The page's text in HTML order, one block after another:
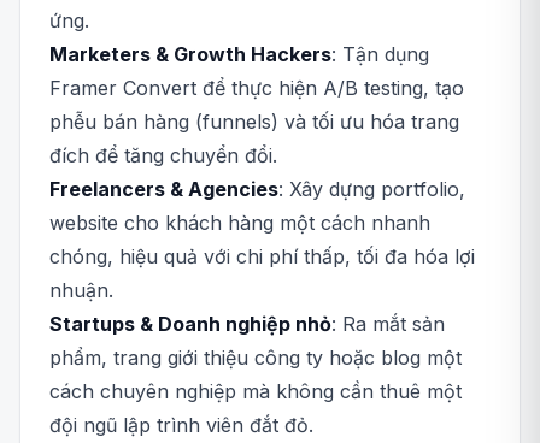
ứng.
Marketers & Growth Hackers: Tận dụng
Framer Convert để thực hiện A/B testing, tạo
phễu bán hàng (funnels) và tối ưu hóa trang
đích để tăng chuyển đổi.
Freelancers & Agencies: Xây dựng portfolio,
website cho khách hàng một cách nhanh
chóng, hiệu quả với chi phí thấp, tối đa hóa lợi
nhuận.
Startups & Doanh nghiệp nhỏ: Ra mắt sản
phẩm, trang giới thiệu công ty hoặc blog một
cách chuyên nghiệp mà không cần thuê một
đội ngũ lập trình viên đắt đỏ.